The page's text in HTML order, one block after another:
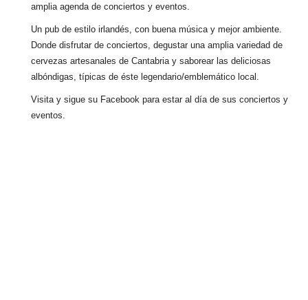
amplia agenda de conciertos y eventos.
Un pub de estilo irlandés, con buena música y mejor ambiente.
Donde disfrutar de conciertos, degustar una amplia variedad de
cervezas artesanales de Cantabria y saborear las deliciosas
albóndigas, típicas de éste legendario/emblemático local.
Visita y sigue su Facebook para estar al día de sus conciertos y
eventos.